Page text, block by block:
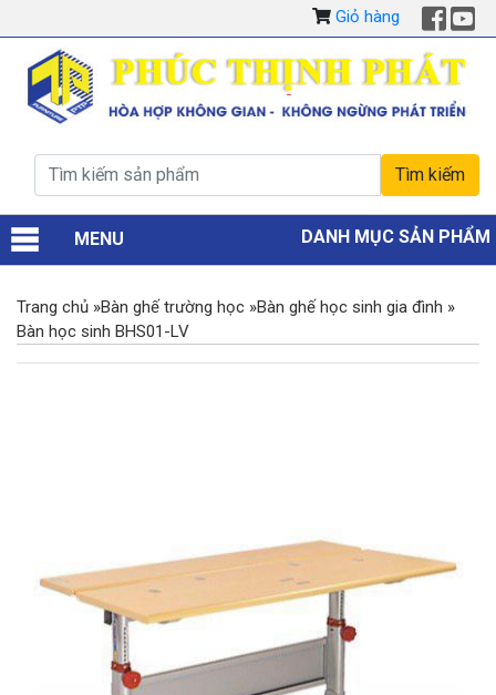
Giỏ hàng
MENU DANH MỤC SẢN PHẨM
Trang chủ »Bàn ghế trường học »Bàn ghế học sinh gia đình »
Bàn học sinh BHS01-LV
Previous